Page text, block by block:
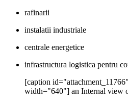
rafinarii
instalatii industriale
centrale energetice
infrastructura logistica pentru
[caption
width="640"] an Internal view